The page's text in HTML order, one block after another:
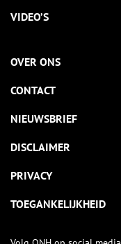
VIDEO’S
OVER ONS
CONTACT
NIEUWSBRIEF
DISCLAIMER
PRIVACY
TOEGANKELIJKHEID